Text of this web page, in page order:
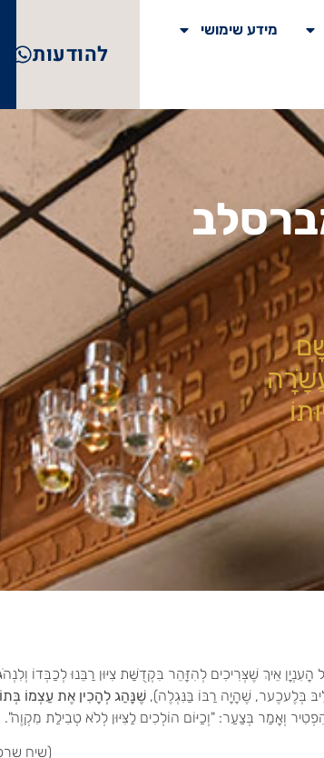
מידע שימושי
להודעות
אֵיךְ שֶׁצְּרִיכִים לְהִזָּהֵר בִּקְדֻשַּׁת צִיּוּן רַבֵּנוּ לְכַבְּדוֹ
בְּלֶעכֶער, שֶׁהָיָה רַבּוֹ בַּנִּגְלֶה), שֶׁנָּהַג לְהָכִין אֶת עַצְמוֹ
וְאָמַר בְּצַעַר: "וְכַיּוֹם הוֹלְכִים לַצִּיּוּן לְלֹא טְבִילַת מִקְוֶה".
(שיח